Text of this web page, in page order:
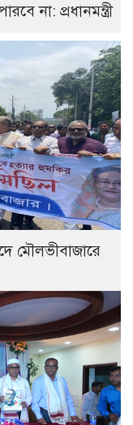
না: প্রধানমন্ত্রী
মৌলভীবাজারে